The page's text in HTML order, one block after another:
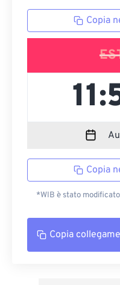
Copia
Copia
*WIB è stato
Copia